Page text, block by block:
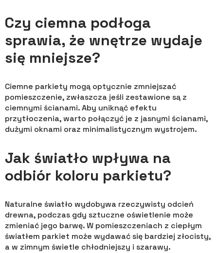
Czy ciemna podłoga
sprawia, że wnętrze wydaje
się mniejsze?
Ciemne parkiety mogą optycznie zmniejszać
pomieszczenie, zwłaszcza jeśli zestawione są z
ciemnymi ścianami. Aby uniknąć efektu
przytłoczenia, warto połączyć je z jasnymi ścianami,
dużymi oknami oraz minimalistycznym wystrojem.
Jak światło wpływa na
odbiór koloru parkietu?
Naturalne światło wydobywa rzeczywisty odcień
drewna, podczas gdy sztuczne oświetlenie może
zmieniać jego barwę. W pomieszczeniach z ciepłym
światłem parkiet może wydawać się bardziej złocisty,
a w zimnym świetle chłodniejszy i szarawy.